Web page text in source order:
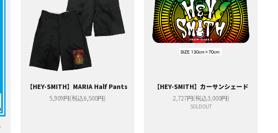
【HEY-SMITH】MARIA Half Pants
5,909円(税込6,500円)
【HEY-SMITH】カーサンシェード
2,727円(税込3,000円)
SOLD OUT